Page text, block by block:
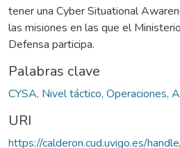
tener una Cyber Situational
las misiones en las que el
Defensa participa.
Palabras clave
CYSA, Nivel táctico, Operaciones,
URI
https://calderon.cud.uvigo.es/